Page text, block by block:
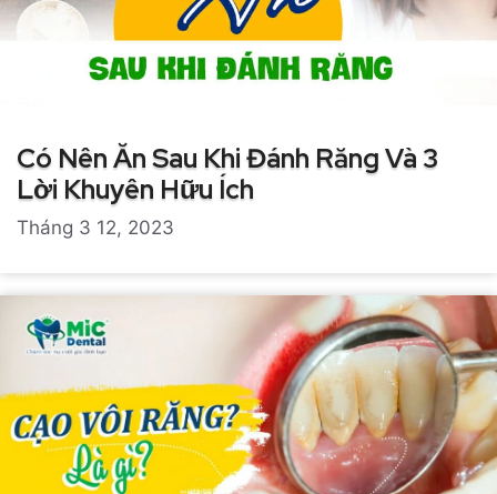
Có Nên Ăn Sau Khi Đánh Răng Và 3
Lời Khuyên Hữu Ích
Tháng 3 12, 2023